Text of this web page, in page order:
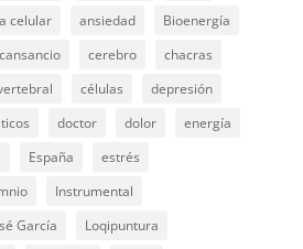
celular ansiedad
Bioenergía
cansancio cerebro
chacras
células
depresión
doctor dolor
energía
España
estrés
Instrumental
García
Loqipuntura